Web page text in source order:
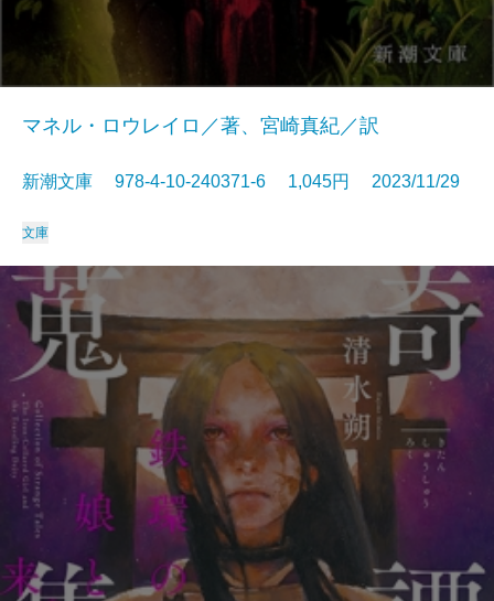
マネル・ロウレイロ／著、宮崎真紀／訳
新潮文庫 978-4-10-240371-6 1,045円 2023/11/29
文庫